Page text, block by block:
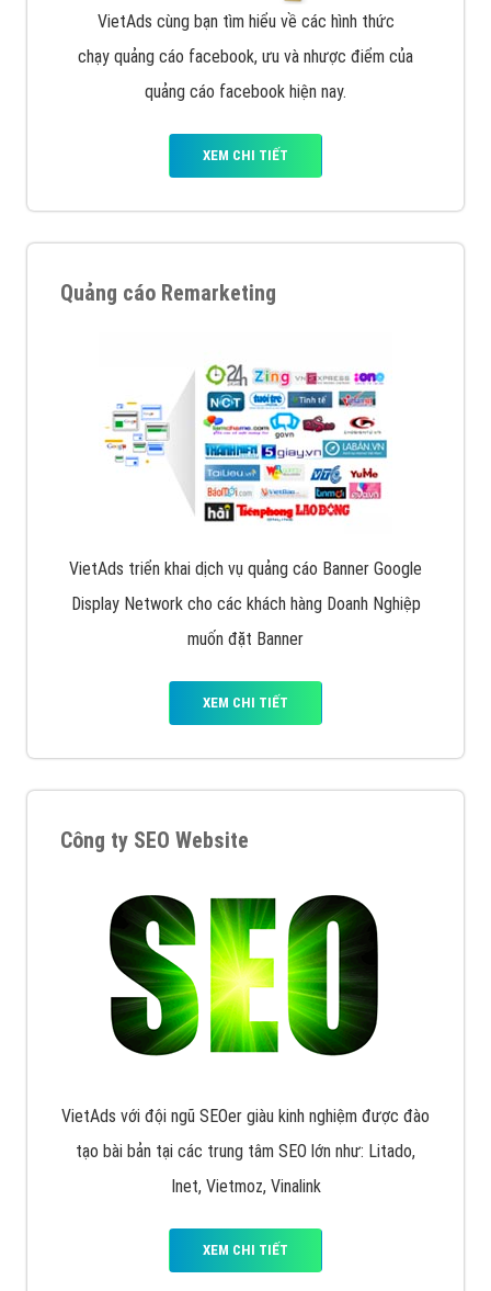
VietAds cùng bạn tìm hiểu về các hình thức
chạy quảng cáo facebook, ưu và nhược điểm của
quảng cáo facebook hiện nay.
XEM CHI TIẾT
Quảng cáo Remarketing
VietAds triển khai dịch vụ quảng cáo Banner Google
Display Network cho các khách hàng Doanh Nghiệp
muốn đặt Banner
XEM CHI TIẾT
Công ty SEO Website
VietAds với đội ngũ SEOer giàu kinh nghiệm được đào
tạo bài bản tại các trung tâm SEO lớn như: Litado,
Inet, Vietmoz, Vinalink
XEM CHI TIẾT